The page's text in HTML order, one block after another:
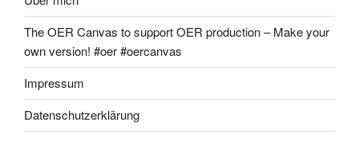
The OER Canvas to support OER production – Make your
own version! #oer #oercanvas
Impressum
Datenschutzerklärung